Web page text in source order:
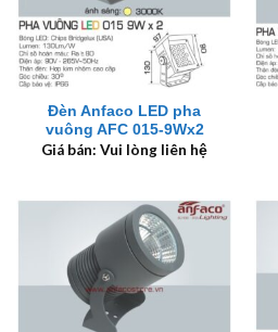
Đèn Anfaco LED pha
vuông AFC 015-9Wx2
Giá bán: Vui lòng liên hệ